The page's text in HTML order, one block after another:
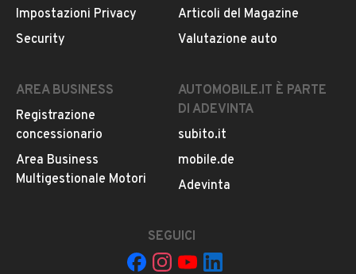
Airbag laterali
Pretensionatore cinture
Airbag passeggero
Controllo elettronico della stabilità
Immobilizzatore
Appoggiatesta posteriori
Vetri elettrici anteriori
LEGGI TUTTO
INFORMAZIONI VEICOLO
Impostazioni Privacy
Security
Articoli del Magazine
Valutazione auto
AREA BUSINESS
Registrazione
concessionario
Area Business
Multigestionale Motori
AUTOMOBILE.IT È PARTE
DI ADEVINTA
subito.it
mobile.de
Adevinta
SEGUICI